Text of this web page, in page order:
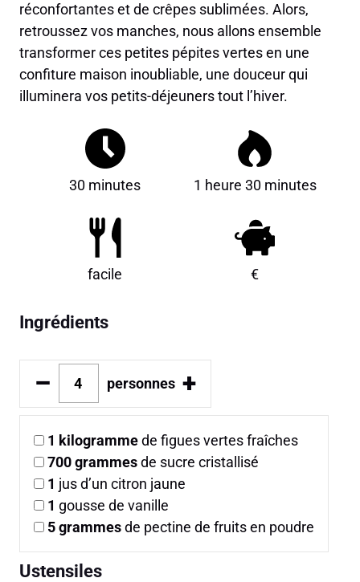
réconfortantes et de crêpes sublimées. Alors,
retroussez vos manches, nous allons ensemble
transformer ces petites pépites vertes en une
confiture maison inoubliable, une douceur qui
illuminera vos petits-déjeuners tout l’hiver.
30 minutes 1 heure 30 minutes
facile €
Ingrédients
– personnes +
1 kilogrammede figues vertes fraîches
700grammesde sucre cristallisé
1 jus d’un citron jaune
1 gousse de vanille
5grammesde pectine de fruits en poudre
Ustensiles